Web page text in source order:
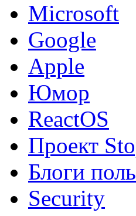
Microsoft
Google
Apple
Юмор
ReactOS
Проект
Блоги
Security